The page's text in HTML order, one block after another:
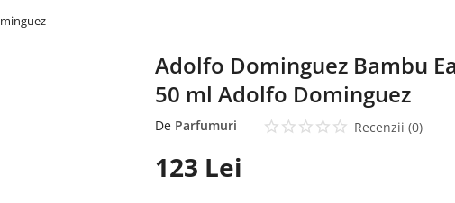
Adolfo Dominguez Bambu
50 ml Adolfo Dominguez
De Parfumuri Recenzii (0)
123 Lei